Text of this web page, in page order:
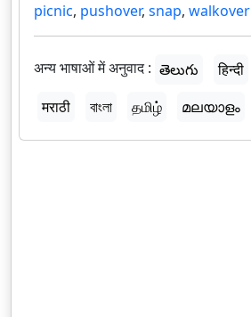
picnic, pushover, snap, walkover
अन्य भाषाओं में अनुवाद : తెలుగు हिन्दी
मराठी
বাংলা தமிழ் മലയാളം